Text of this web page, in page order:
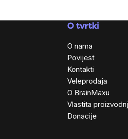
O tvrtki
O nama
Povijest
Kontakti
Veleprodaja
O BrainMaxu
Vlastita
Donacije